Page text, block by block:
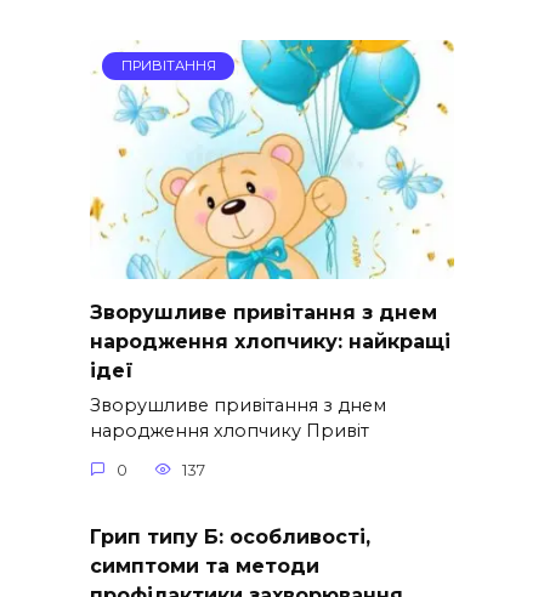
ПРИВІТАННЯ
Зворушливе привітання з днем
народження хлопчику: найкращі
ідеї
Зворушливе привітання з днем
народження хлопчику Привіт
0 137
Грип типу Б: особливості,
симптоми та методи